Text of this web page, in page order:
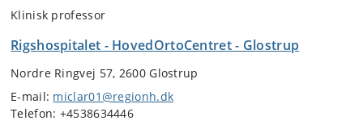
Klinisk professor
Rigshospitalet - HovedOrtoCentret - Glostrup
Nordre Ringvej 57, 2600 Glostrup
E-mail: miclar01@regionh.dk
Telefon: +4538634446